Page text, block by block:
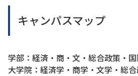
キャンパスマップ
学部：経済・商・文・総合政策・
大学院：経済学・商学・文学・総